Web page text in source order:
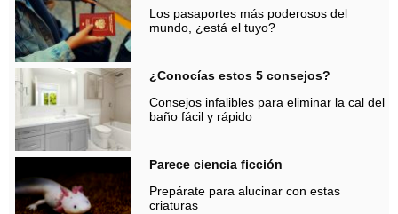
Los pasaportes más poderosos del
mundo, ¿está el tuyo?
¿Conocías estos 5 consejos?
Consejos infalibles para eliminar la cal del
baño fácil y rápido
Parece ciencia ficción
Prepárate para alucinar con estas
criaturas